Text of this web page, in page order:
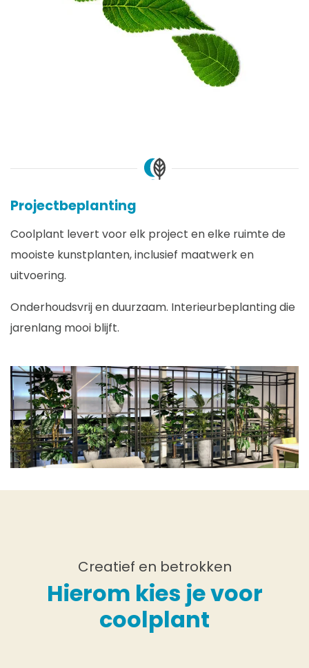
Projectbeplanting
Coolplant levert voor elk project en elke ruimte de
mooiste kunstplanten, inclusief maatwerk en
uitvoering.
Onderhoudsvrij en duurzaam. Interieurbeplanting die
jarenlang mooi blijft.
Creatief en betrokken
Hierom kies je voor
coolplant